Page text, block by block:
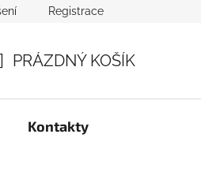
Registrace
KOŠÍK
PRÁZDNÝ KOŠÍK
Kontakty